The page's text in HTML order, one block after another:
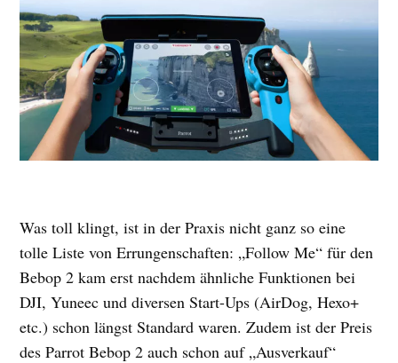
Was toll klingt, ist in der Praxis nicht ganz so eine
tolle Liste von Errungenschaften: „Follow Me“ für den
Bebop 2 kam erst nachdem ähnliche Funktionen bei
DJI, Yuneec und diversen Start-Ups (AirDog, Hexo+
etc.) schon längst Standard waren. Zudem ist der Preis
des Parrot Bebop 2 auch schon auf „Ausverkauf“